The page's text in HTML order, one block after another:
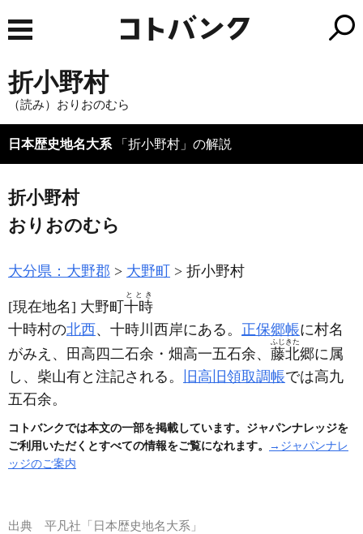
折小野村
（読み）おりおのむら
日本歴史地名大系 「折小野村」の解説
折小野村
おりおのむら
大分県：大野郡 大野町 折小野村
[現在地名] 大野町 十時
ととき
十時村の北西、十時川西岸にある。 正保郷帳に村名
がみえ、田高四二石余・畑高一五石余、 藤北
ふじきた
郷に属
し、柴山有と注記される。
旧高旧領取調帳では高九
五石余。
コトバンクでは本文の一部を掲載しています。ジャパンナレッジを
ご利用いただくとすべての情報をご覧になれます。
→ジャパンナレ
ッジのご案内
出典 平凡社「日本歴史地名大系」